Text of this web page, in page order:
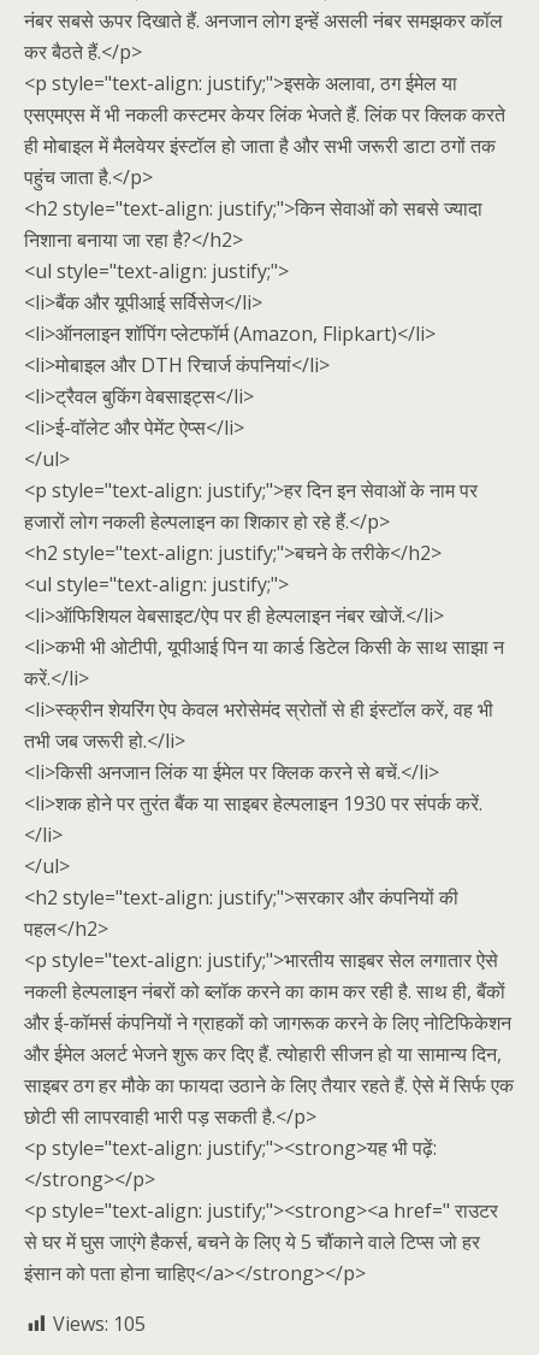
नंबर सबसे ऊपर दिखाते हैं. अनजान लोग इन्हें असली नंबर समझकर कॉल
कर बैठते हैं.</p>
<p style="text-align: justify;">इसके अलावा, ठग ईमेल या
एसएमएस में भी नकली कस्टमर केयर लिंक भेजते हैं. लिंक पर क्लिक करते
ही मोबाइल में मैलवेयर इंस्टॉल हो जाता है और सभी जरूरी डाटा ठगों तक
पहुंच जाता है.</p>
<h2 style="text-align: justify;">किन सेवाओं को सबसे ज्यादा
निशाना बनाया जा रहा है?</h2>
<ul style="text-align: justify;">
<li>बैंक और यूपीआई सर्विसेज</li>
<li>ऑनलाइन शॉपिंग प्लेटफॉर्म (Amazon, Flipkart)</li>
<li>मोबाइल और DTH रिचार्ज कंपनियां</li>
<li>ट्रैवल बुकिंग वेबसाइट्स</li>
<li>ई-वॉलेट और पेमेंट ऐप्स</li>
</ul>
<p style="text-align: justify;">हर दिन इन सेवाओं के नाम पर
हजारों लोग नकली हेल्पलाइन का शिकार हो रहे हैं.</p>
<h2 style="text-align: justify;">बचने के तरीके</h2>
<ul style="text-align: justify;">
<li>ऑफिशियल वेबसाइट/ऐप पर ही हेल्पलाइन नंबर खोजें.</li>
<li>कभी भी ओटीपी, यूपीआई पिन या कार्ड डिटेल किसी के साथ साझा न
करें.</li>
<li>स्क्रीन शेयरिंग ऐप केवल भरोसेमंद स्रोतों से ही इंस्टॉल करें, वह भी
तभी जब जरूरी हो.</li>
<li>किसी अनजान लिंक या ईमेल पर क्लिक करने से बचें.</li>
<li>शक होने पर तुरंत बैंक या साइबर हेल्पलाइन 1930 पर संपर्क करें.
</li>
</ul>
<h2 style="text-align: justify;">सरकार और कंपनियों की
पहल</h2>
<p style="text-align: justify;">भारतीय साइबर सेल लगातार ऐसे
नकली हेल्पलाइन नंबरों को ब्लॉक करने का काम कर रही है. साथ ही, बैंकों
और ई-कॉमर्स कंपनियों ने ग्राहकों को जागरूक करने के लिए नोटिफिकेशन
और ईमेल अलर्ट भेजने शुरू कर दिए हैं. त्योहारी सीजन हो या सामान्य दिन,
साइबर ठग हर मौके का फायदा उठाने के लिए तैयार रहते हैं. ऐसे में सिर्फ एक
छोटी सी लापरवाही भारी पड़ सकती है.</p>
<p style="text-align: justify;"><strong>यह भी पढ़ें:
</strong></p>
<p style="text-align: justify;"><strong><a href=" राउटर
से घर में घुस जाएंगे हैकर्स, बचने के लिए ये 5 चौंकाने वाले टिप्स जो हर
इंसान को पता होना चाहिए</a></strong></p>
Views: 105